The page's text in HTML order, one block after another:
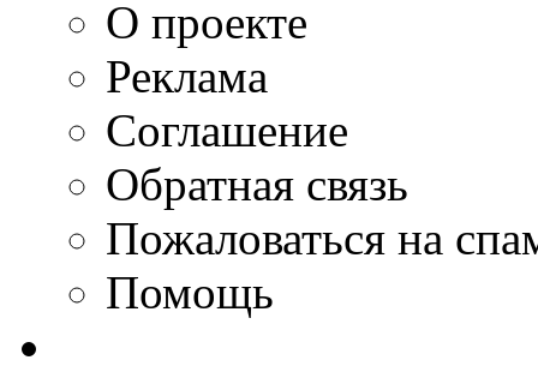
О проекте
Реклама
Соглашение
Обратная связь
Пожаловаться на
Помощь